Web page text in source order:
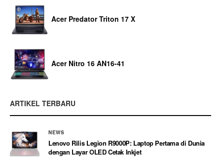
Acer Predator Triton 17 X
Acer Nitro 16 AN16-41
ARTIKEL TERBARU
NEWS
Lenovo Rilis Legion R9000P: Laptop Pertama di Dunia
dengan Layar OLED Cetak Inkjet